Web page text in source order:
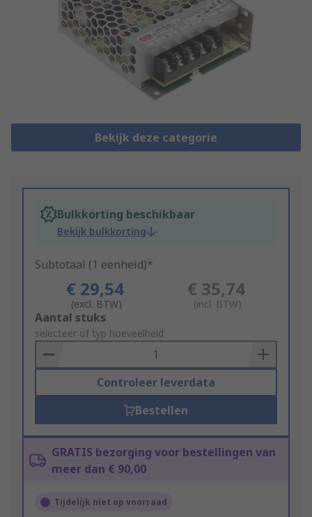
Bekijk deze categorie
Bulkkorting beschikbaar
Bekijk bulkkorting
Subtotaal (1 eenheid)*
€ 29,54
(excl. BTW)
€ 35,74
(incl. BTW)
Add
to
Basket
Aantal stuks
selecteer of typ hoeveelheid
Controleer leverdata
Bestellen
GRATIS bezorging voor bestellingen van
meer dan € 90,00
Tijdelijk niet op voorraad